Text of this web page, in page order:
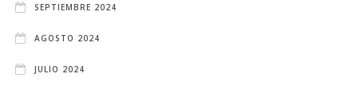
SEPTIEMBRE 2024
AGOSTO 2024
JULIO 2024